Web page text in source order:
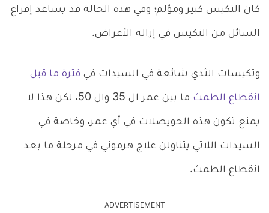
كان التكيس كبير ومؤلم؛ وفي هذه الحالة قد يساعد إفراغ
السائل من التكيس في إزالة الأعراض.
وتكيسات الثدي شائعة في السيدات في فترة ما قبل
انقطاع الطمث ما بين عمر ال 35 وال 50، لكن هذا لا
يمنع تكون هذه الحويصلات في أي عمر، وخاصة في
السيدات اللاتي يتناولن علاج هرموني في مرحلة ما بعد
انقطاع الطمث.
ADVERTISEMENT